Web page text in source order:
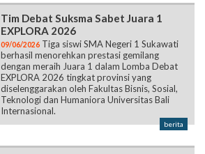
Tim Debat Suksma Sabet Juara 1
EXPLORA 2026
09/06/2026 Tiga siswi SMA Negeri 1 Sukawati
berhasil menorehkan prestasi gemilang
dengan meraih Juara 1 dalam Lomba Debat
EXPLORA 2026 tingkat provinsi yang
diselenggarakan oleh Fakultas Bisnis, Sosial,
Teknologi dan Humaniora Universitas Bali
Internasional.
berita